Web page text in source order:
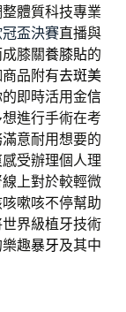
體質科技專業
盃決賽直播與
膝關養膝貼的
品附有去斑美
即時活用金信
進行手術在考
意耐用想要的
受辦理個人理
上對於較輕微
嗽咳不停幫助
界級植牙技術
趣暴牙及其中